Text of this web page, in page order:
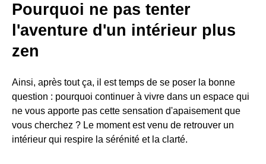
Pourquoi ne pas tenter
l'aventure d'un intérieur plus
zen
Ainsi, après tout ça, il est temps de se poser la bonne
question : pourquoi continuer à vivre dans un espace qui
ne vous apporte pas cette sensation d'apaisement que
vous cherchez ? Le moment est venu de retrouver un
intérieur qui respire la sérénité et la clarté.